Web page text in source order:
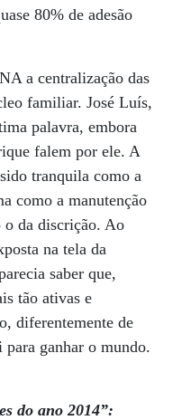
80% de adesão
a centralização das
familiar. José Luís,
palavra, embora
falem por ele. A
tranquila como a
como a manutenção
o da discrição. Ao
na tela da
saber que,
tão ativas e
diferentemente de
para ganhar o mundo.
do ano 2014”: